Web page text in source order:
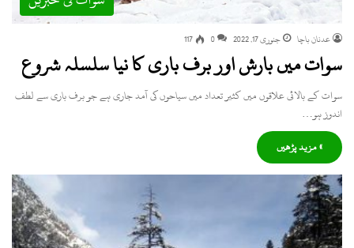
عدنان باچا جنوری 17, 2022 0
117
سوات میں بارش اور برف باری کا نیا سلسلہ شروع
سوات کے بالائی علاقوں میں کثیر تعداد میں سیاحوں کی آمد جاری ہے جو برف باری سے لطف
اندوز ہو…
» مزید پڑھیں